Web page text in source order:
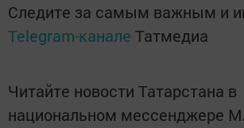
Следите за самым важным и
Telegram-канале Татмедиа
Читайте новости Татарстана в
национальном мессенджере